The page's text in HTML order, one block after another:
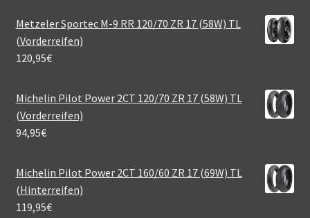
Metzeler Sportec M-9 RR 120/70 ZR 17 (58W) TL
(Vorderreifen)
120,95€
Michelin Pilot Power 2CT 120/70 ZR 17 (58W) TL
(Vorderreifen)
94,95€
Michelin Pilot Power 2CT 160/60 ZR 17 (69W) TL
(Hinterreifen)
119,95€